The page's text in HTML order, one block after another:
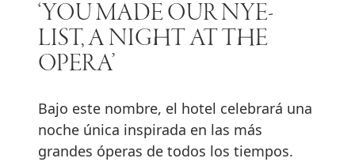
‘YOU MADE OUR NYE-
LIST, A NIGHT AT THE
OPERA’
Bajo este nombre, el hotel celebrará una
noche única inspirada en las más
grandes óperas de todos los tiempos.